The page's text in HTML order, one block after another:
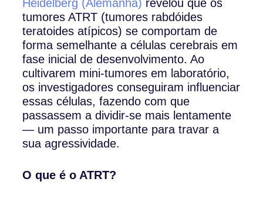
Heidelberg (Alemanha) revelou que os
tumores ATRT (tumores rabdóides
teratoides atípicos) se comportam de
forma semelhante a células cerebrais em
fase inicial de desenvolvimento. Ao
cultivarem mini-tumores em laboratório,
os investigadores conseguiram influenciar
essas células, fazendo com que
passassem a dividir-se mais lentamente
— um passo importante para travar a
sua agressividade.
O que é o ATRT?